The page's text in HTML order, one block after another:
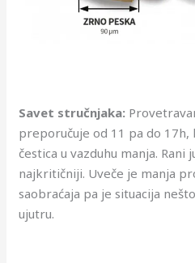
Savet stručnjaka:
preporučuje od 11 pa do 17h,
čestica u vazduhu manja. Rani
najkritičniji. Uveče je manja
saobraćaja pa je situacija
ujutru.